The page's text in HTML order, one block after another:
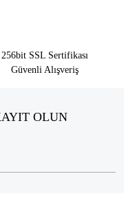
256bit SSL Sertifikası
Güvenli Alışveriş
OLUN